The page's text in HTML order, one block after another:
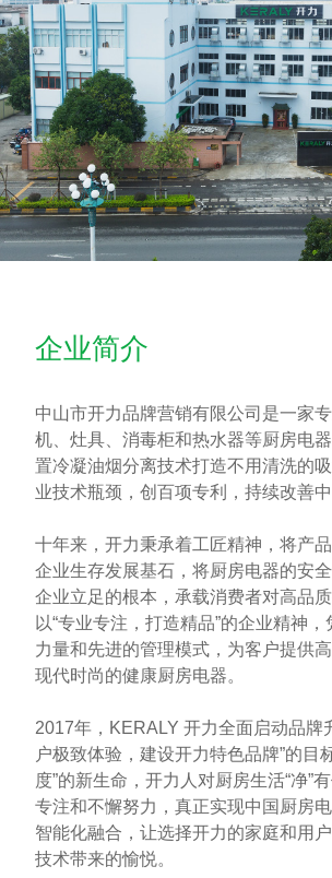
企业简介
中山市开力品牌营销有限公司是一家
机、灶具、消毒柜和热水器等厨房电
置冷凝油烟分离技术打造不用清洗的
业技术瓶颈，创百项专利，持续改善中
十年来，开力秉承着工匠精神，将产
企业生存发展基石，将厨房电器的安
企业立足的根本，承载消费者对高品质
以“专业专注，打造精品”的企业精神
力量和先进的管理模式，为客户提供高
现代时尚的健康厨房电器。
2017年，KERALY 开力全面启动品牌
户极致体验，建设开力特色品牌”的目
度”的新生命，开力人对厨房生活“净”
专注和不懈努力，真正实现中国厨房
智能化融合，让选择开力的家庭和用
技术带来的愉悦。